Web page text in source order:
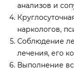
анализов и
наркологов,
Соблюдение
лечения, его
Выполнение